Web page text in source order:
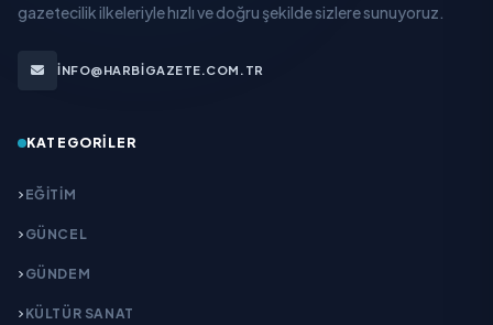
gazetecilik ilkeleriyle hızlı ve doğru şekilde sizlere sunuyoruz.
INFO@HARBIGAZETE.COM.TR
KATEGORILER
EĞITIM
GÜNCEL
GÜNDEM
KÜLTÜR SANAT